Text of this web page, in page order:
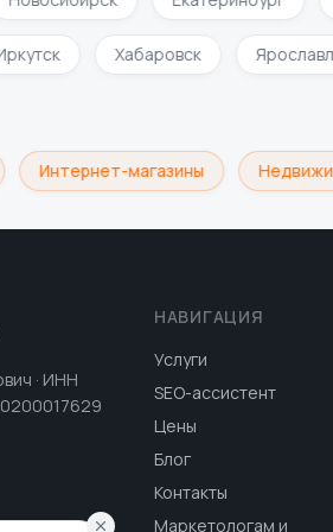
Иркутск Хабаровск
Интернет-магазины
· ИНН
НАВИГАЦИЯ
Услуги
SEO-ассистент
Цены
Блог
Контакты
Маркетологам и